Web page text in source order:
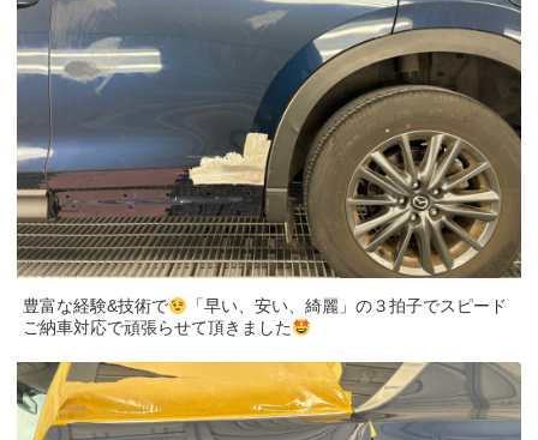
豊富な経験&技術で
「早い、安い、綺麗」の３拍子でスピード
ご納車対応で頑張らせて頂きました